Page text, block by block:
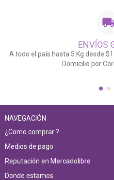
ENVÍOS
A todo el país hasta 5 Kg desde
Domicilio por
NAVEGACIÓN
¿Como comprar ?
Medios de pago
Reputación en Mercadolibre
Donde estamos